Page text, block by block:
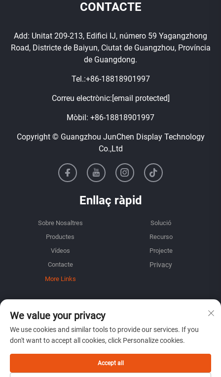
CONTACTE
Add: Unitat 209-213, Edifici IJ, número 59 Yagangzhong
Road, Districte de Baiyun, Ciutat de Guangzhou, Província
de Guangdong.
Tel.:+86-18818901997
Correu electrònic:[email protected]
Mòbil: +86-18818901997
Copyright © Guangzhou JunChen Display Technology
Co.,Ltd
Enllaç ràpid
Sobre Nosaltres
Solució
Productes
Recurso
Vídeos
Projecte
Contacte
More Links
Inscriu-te per rebre el nostre butlletí setmanal
Envia
We value your privacy
We use cookies and similar tools to provide our services. If you
don't want to accept all cookies, click Personalize cookies.
Accept all